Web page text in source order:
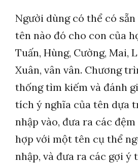
Người dùng có thể có
tên nào đó cho con của
Tuấn, Hùng, Cường, Mai,
Xuân, vân vân. Chương
thống tìm kiếm và đánh
tích ý nghĩa của tên dựa
nhập vào, đưa ra các
hợp với một tên cụ thể
nhập, và đưa ra các gợi ý